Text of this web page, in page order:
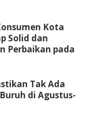
Kota
Solid dan
Perbaikan pada
Tak Ada
di Agustus-